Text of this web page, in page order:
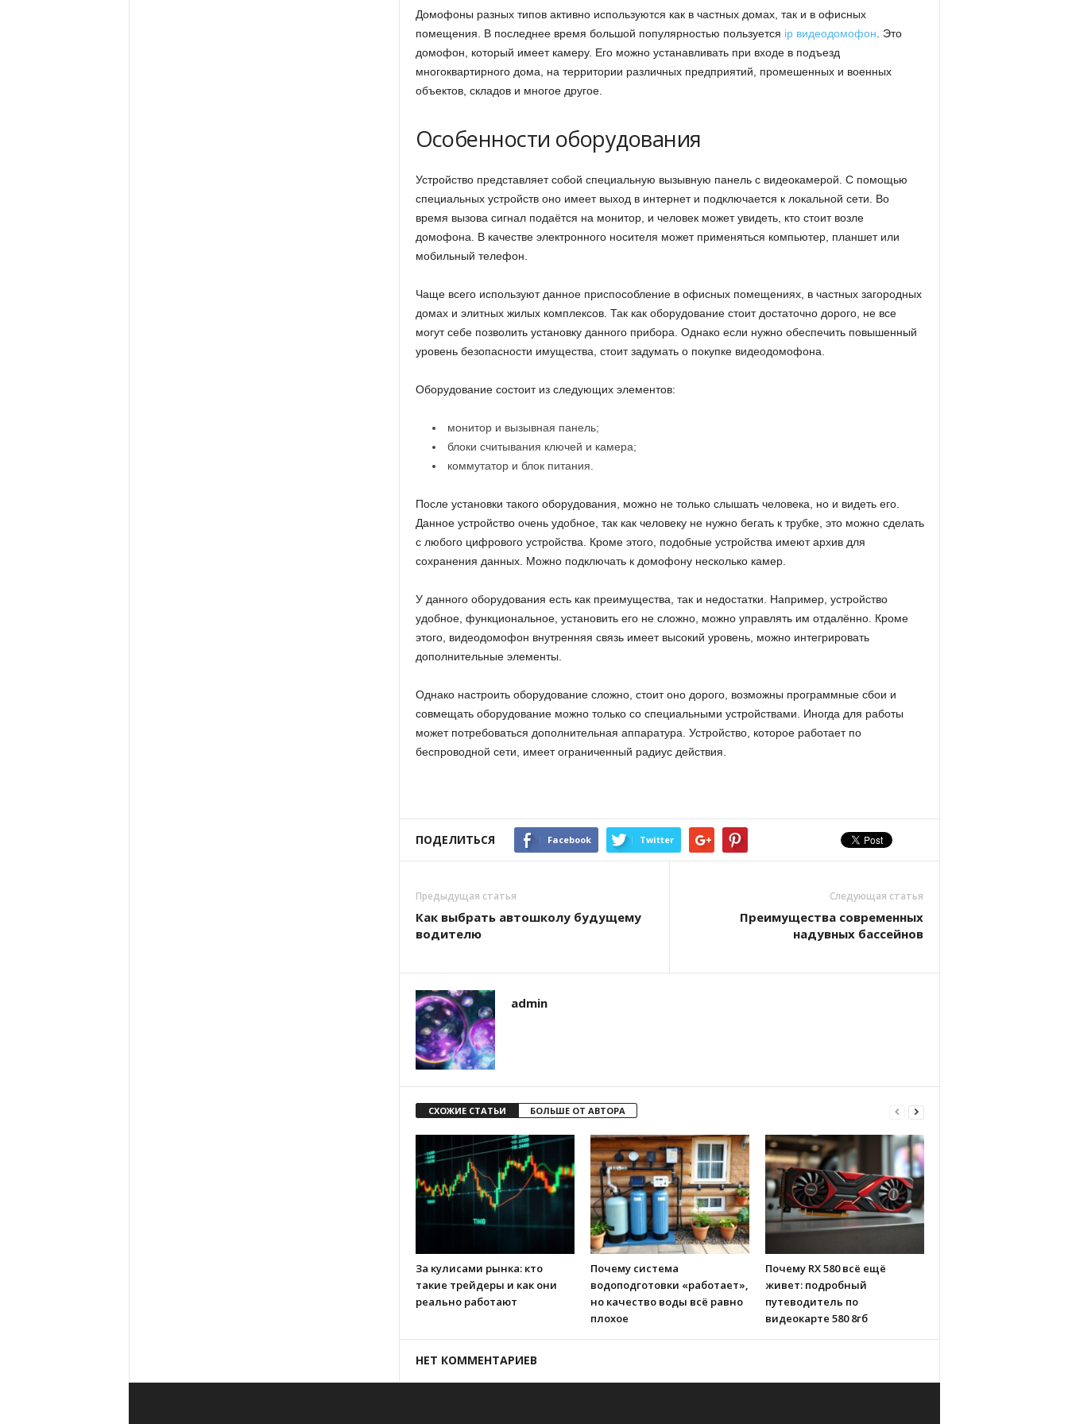
Домофоны разных типов активно используются как в частных домах, так и в офисных
помещения. В последнее время большой популярностью пользуется ip видеодомофон. Это
домофон, который имеет камеру. Его можно устанавливать при входе в подъезд
многоквартирного дома, на территории различных предприятий, промешенных и военных
объектов, складов и многое другое.
Особенности оборудования
Устройство представляет собой специальную вызывную панель с видеокамерой. С помощью
специальных устройств оно имеет выход в интернет и подключается к локальной сети. Во
время вызова сигнал подаётся на монитор, и человек может увидеть, кто стоит возле
домофона. В качестве электронного носителя может применяться компьютер, планшет или
мобильный телефон.
Чаще всего используют данное приспособление в офисных помещениях, в частных загородных
домах и элитных жилых комплексов. Так как оборудование стоит достаточно дорого, не все
могут себе позволить установку данного прибора. Однако если нужно обеспечить повышенный
уровень безопасности имущества, стоит задумать о покупке видеодомофона.
Оборудование состоит из следующих элементов:
монитор и вызывная панель;
блоки считывания ключей и камера;
коммутатор и блок питания.
После установки такого оборудования, можно не только слышать человека, но и видеть его.
Данное устройство очень удобное, так как человеку не нужно бегать к трубке, это можно сделать
с любого цифрового устройства. Кроме этого, подобные устройства имеют архив для
сохранения данных. Можно подключать к домофону несколько камер.
У данного оборудования есть как преимущества, так и недостатки. Например, устройство
удобное, функциональное, установить его не сложно, можно управлять им отдалённо. Кроме
этого, видеодомофон внутренняя связь имеет высокий уровень, можно интегрировать
дополнительные элементы.
Однако настроить оборудование сложно, стоит оно дорого, возможны программные сбои и
совмещать оборудование можно только со специальными устройствами. Иногда для работы
может потребоваться дополнительная аппаратура. Устройство, которое работает по
беспроводной сети, имеет ограниченный радиус действия.
ПОДЕЛИТЬСЯ Facebook Twitter
Предыдущая статья
Как выбрать автошколу будущему
водителю
Следующая статья
Преимущества современных
надувных бассейнов
admin
СХОЖИЕ СТАТЬИ БОЛЬШЕ ОТ АВТОРА
За кулисами рынка: кто
такие трейдеры и как они
реально работают
Почему система
водоподготовки «работает»,
но качество воды всё равно
плохое
Почему RX 580 всё ещё
живет: подробный
путеводитель по
видеокарте 580 8гб
НЕТ КОММЕНТАРИЕВ